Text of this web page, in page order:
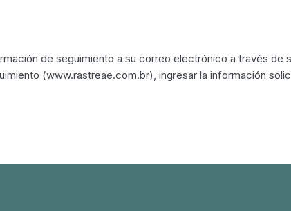
de seguimiento a su correo electrónico a través de
(www.rastreae.com.br), ingresar la información